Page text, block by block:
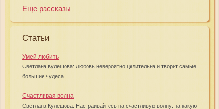
Еще рассказы
Статьи
Умей любить
Светлана Кулешова: Любовь невероятно целительна и творит самые
большие чудеса
Счастливая волна
Светлана Кулешова: Настраивайтесь на счастливую волну: на какую